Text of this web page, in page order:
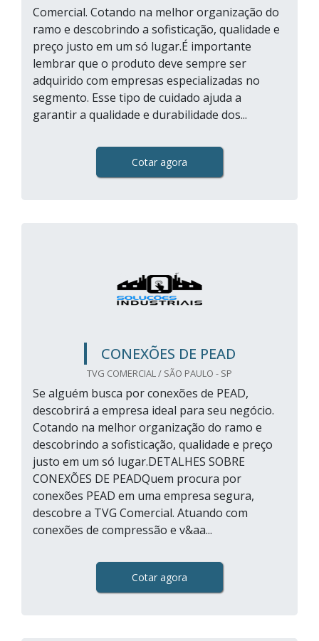
Comercial. Cotando na melhor organização do
ramo e descobrindo a sofisticação, qualidade e
preço justo em um só lugar.É importante
lembrar que o produto deve sempre ser
adquirido com empresas especializadas no
segmento. Esse tipo de cuidado ajuda a
garantir a qualidade e durabilidade dos...
Cotar agora
CONEXÕES DE PEAD
TVG COMERCIAL / SÃO PAULO - SP
Se alguém busca por conexões de PEAD,
descobrirá a empresa ideal para seu negócio.
Cotando na melhor organização do ramo e
descobrindo a sofisticação, qualidade e preço
justo em um só lugar.DETALHES SOBRE
CONEXÕES DE PEADQuem procura por
conexões PEAD em uma empresa segura,
descobre a TVG Comercial. Atuando com
conexões de compressão e v&aa...
Cotar agora